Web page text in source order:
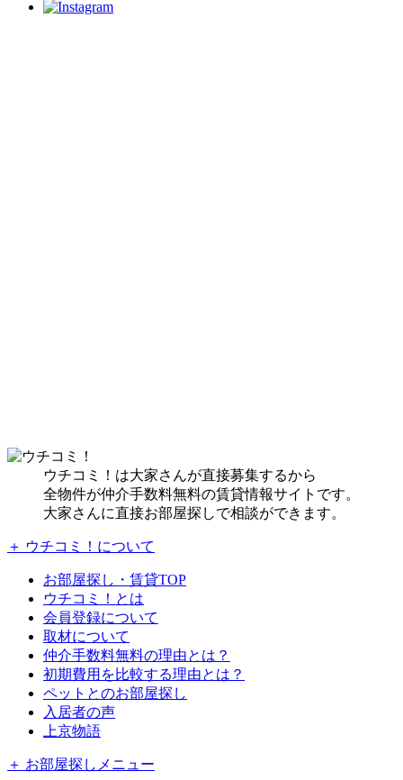
ウチコミ！は大家さんが直接募集するから
全物件が仲介手数料無料の賃貸情報サイトです。
大家さんに直接お部屋探しで相談ができます。
＋ ウチコミ！について
お部屋探し・賃貸TOP
ウチコミ！とは
会員登録について
取材について
仲介手数料無料の理由とは？
初期費用を比較する理由とは？
ペットとのお部屋探し
入居者の声
上京物語
＋ お部屋探しメニュー